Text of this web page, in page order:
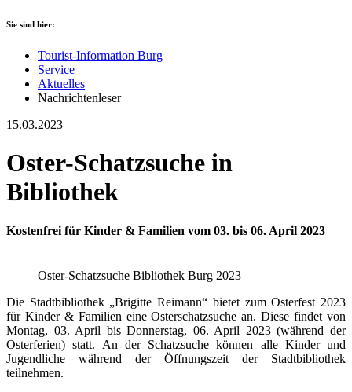
Sie sind hier:
Tourist-Information Burg
Service
Aktuelles
Nachrichtenleser
15.03.2023
Oster-Schatzsuche in
Bibliothek
Kostenfrei für Kinder & Familien vom 03. bis 06. April 2023
Oster-Schatzsuche Bibliothek Burg 2023
Die Stadtbibliothek „Brigitte Reimann“ bietet zum Osterfest 2023
für Kinder & Familien eine Osterschatzsuche an. Diese findet von
Montag, 03. April bis Donnerstag, 06. April 2023 (während der
Osterferien) statt. An der Schatzsuche können alle Kinder und
Jugendliche während der Öffnungszeit der Stadtbibliothek
teilnehmen.